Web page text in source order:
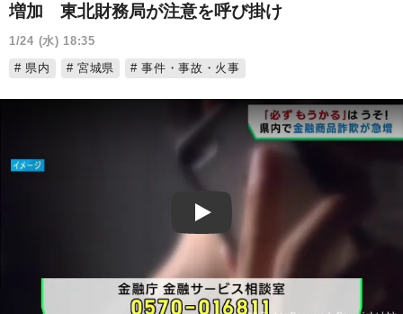
増加 東北財務局が注意を呼び掛け
1/24 (水) 18:35
県内
宮城県 事件・事故・火事
Play